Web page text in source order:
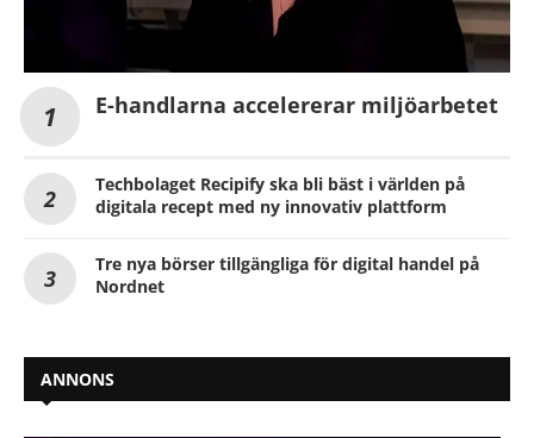
E-handlarna accelererar miljöarbetet
Techbolaget Recipify ska bli bäst i världen på
digitala recept med ny innovativ plattform
Tre nya börser tillgängliga för digital handel på
Nordnet
ANNONS